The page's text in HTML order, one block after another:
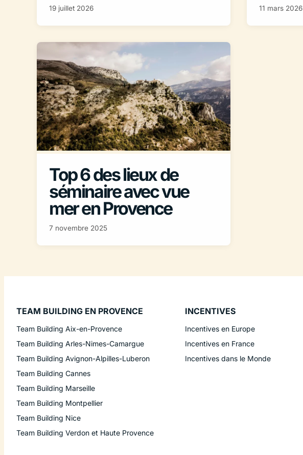
19 juillet 2026 11 mars 2026
Top 6 des lieux de
séminaire avec vue
mer en Provence
7 novembre 2025
TEAM BUILDING EN PROVENCE
Team Building Aix-en-Provence
Team Building Arles-Nimes-Camargue
Team Building Avignon-Alpilles-Luberon
Team Building Cannes
Team Building Marseille
Team Building Montpellier
Team Building Nice
Team Building Verdon et Haute Provence
INCENTIVES
Incentives en Europe
Incentives en France
Incentives dans le Monde